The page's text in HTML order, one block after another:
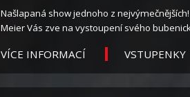
Našlapaná show jednoho z
Meier Vás zve na vystoupení svého
VÍCE INFORMACÍ VSTUPENKY